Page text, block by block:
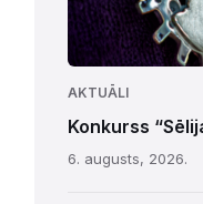
AKTUĀLI
Konkurss
6. augusts, 2026.